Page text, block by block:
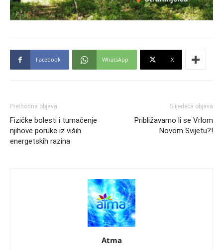
Facebook WhatsApp X
Prethodna objava
Fizičke bolesti i tumačenje
njihove poruke iz viših
energetskih razina
Slijedeća objava
Približavamo li se Vrlom
Novom Svijetu?!
Atma